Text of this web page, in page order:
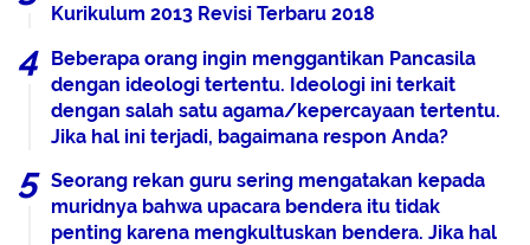
Kurikulum 2013 Revisi Terbaru 2018
Beberapa orang ingin menggantikan Pancasila
dengan ideologi tertentu. Ideologi ini terkait
dengan salah satu agama/kepercayaan tertentu.
Jika hal ini terjadi, bagaimana respon Anda?
Seorang rekan guru sering mengatakan kepada
muridnya bahwa upacara bendera itu tidak
penting karena mengkultuskan bendera. Jika hal